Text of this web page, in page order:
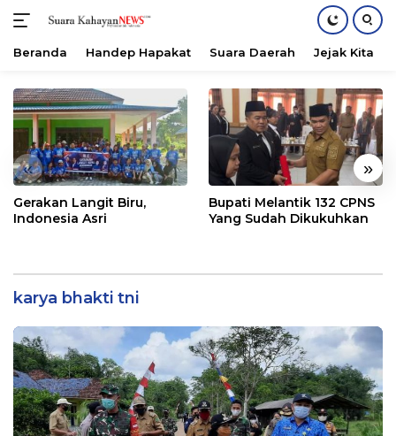
konten
Beranda Handep Hapakat Suara Daerah Jejak Kita
« »
Gerakan Langit Biru,
Indonesia Asri
Bupati Melantik 132 CPNS
Yang Sudah Dikukuhkan
karya bhakti tni